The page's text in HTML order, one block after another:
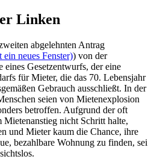
Linken
abgelehnten Antrag
neues Fenster)) von der
eines Gesetzentwurfs, der eine
für Mieter, die das 70. Lebensjahr
Gebrauch ausschließt. In der
seien von Mietenexplosion
betroffen. Aufgrund der oft
nicht Schritt halte,
und Mieter kaum die Chance, ihre
bezahlbare Wohnung zu finden, sei